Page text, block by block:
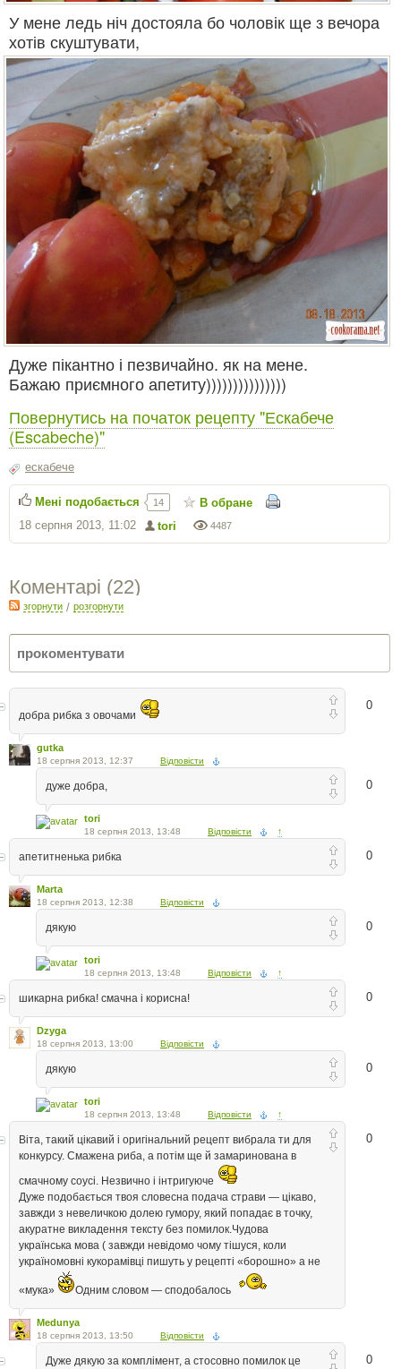
У мене ледь ніч достояла бо чоловік ще з вечора
хотів скуштувати,
Дуже пікантно і пезвичайно. як на мене.
Бажаю приємного апетиту)))))))))))))))
Повернутись на початок рецепту "Ескабече
(Escabeche)"
ескабече
4487
tori
18 серпня 2013, 11:02
Мені подобається 14 В обране
Коментарі (22)
згорнути / розгорнути
0
добра рибка з овочами
gutka
18 серпня 2013, 12:37 Відповісти
0
дуже добра,
tori
18 серпня 2013, 13:48 Відповісти ↑
0
апетитненька рибка
Marta
18 серпня 2013, 12:38 Відповісти
0
дякую
tori
18 серпня 2013, 13:48 Відповісти ↑
0
шикарна рибка! смачна і корисна!
Dzyga
18 серпня 2013, 13:00 Відповісти
0
дякую
tori
18 серпня 2013, 13:48 Відповісти ↑
0
Віта, такий цікавий і оригінальний рецепт вибрала ти для
конкурсу. Смажена риба, а потім ще й замаринована в
смачному соусі. Незвично і інтригуюче
Дуже подобається твоя словесна подача страви — цікаво,
завжди з невеличкою долею гумору, який попадає в точку,
акуратне викладення тексту без помилок.Чудова
українська мова ( завжди невідомо чому тішуся, коли
україномовні кукорамівці пишуть у рецепті «борошно» а не
«мука» Одним словом — сподобалось
Medunya
18 серпня 2013, 13:50 Відповісти
0
Дуже дякую за комплімент, а стосовно помилок це